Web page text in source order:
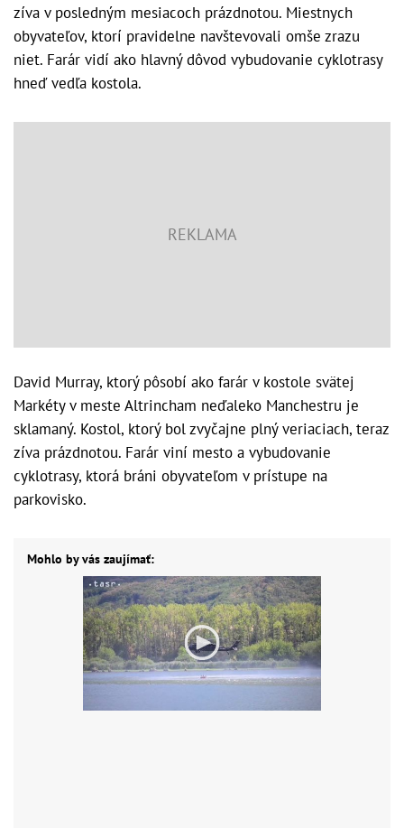
zíva v posledným mesiacoch prázdnotou. Miestnych
obyvateľov, ktorí pravidelne navštevovali omše zrazu
niet. Farár vidí ako hlavný dôvod vybudovanie cyklotrasy
hneď vedľa kostola.
David Murray, ktorý pôsobí ako farár v kostole svätej
Markéty v meste Altrincham neďaleko Manchestru je
sklamaný. Kostol, ktorý bol zvyčajne plný veriaciach, teraz
zíva prázdnotou. Farár viní mesto a vybudovanie
cyklotrasy, ktorá bráni obyvateľom v prístupe na
parkovisko.
Mohlo by vás zaujímať: